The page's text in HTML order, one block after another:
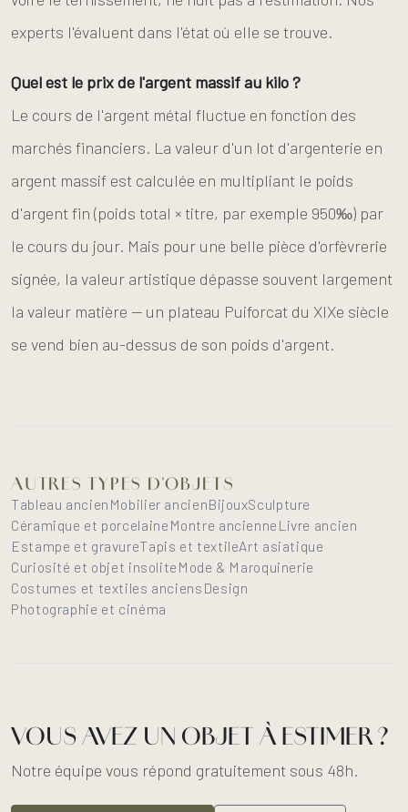
experts l'évaluent dans l'état où elle se trouve.
Quel est le prix de l'argent massif au kilo ?
Le cours de l'argent métal fluctue en fonction des
marchés financiers. La valeur d'un lot d'argenterie en
argent massif est calculée en multipliant le poids
d'argent fin (poids total × titre, par exemple 950‰) par
le cours du jour. Mais pour une belle pièce d'orfèvrerie
signée, la valeur artistique dépasse souvent largement
la valeur matière — un plateau Puiforcat du XIXe siècle
se vend bien au-dessus de son poids d'argent.
AUTRES TYPES D'OBJETS
Tableau ancien Mobilier ancienBijouxSculpture
Céramique et porcelaine Montre ancienne Livre ancien
Estampe et gravureTapis et textileArt asiatique
Curiosité et objet insolite Mode & Maroquinerie
Costumes et textiles anciens Design
Photographie et cinéma
VOUS AVEZ UN OBJET À ESTIMER ?
Notre équipe vous répond gratuitement sous 48h.